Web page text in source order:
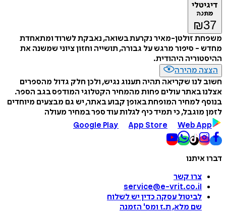
דיגיטלי
מתנה
₪37
משפחת זולטן-מאיר נקרעת בשואה, נאבקת לשרוד ומתאחדת
מחדש - סיפור מרגש על גבורה, תושייה וחזון ציוני שמשנה את
ההיסטוריה היהודית.
הצצה מהירה
חשוב לנו שקריאה תהיה תענוג נגיש, ולכן חלק גדול מהספרים
אצלנו באתר עולים פחות מהמחיר הקטלוגי המודפס בגב הספר.
בנוסף למחיר המופחת באופן קבוע באתר, יש גם מבצעים מיוחדים
לזמן מוגבל, כי תמיד כיף לגלות עוד ספר במחיר מעולה
Google Play
App Store Web App
דברו איתנו
צרו קשר
service@e-vrit.co.il
לביטול עסקה כדין יש לשלוח
שם מלא, ת.ז ומס' הזמנה